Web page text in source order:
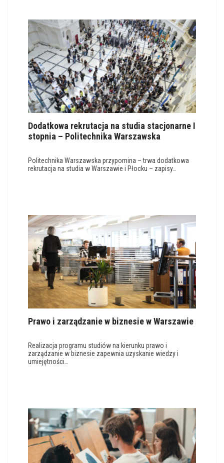
Dodatkowa rekrutacja na studia stacjonarne I
stopnia – Politechnika Warszawska
Politechnika Warszawska przypomina – trwa dodatkowa
rekrutacja na studia w Warszawie i Płocku – zapisy…
Prawo i zarządzanie w biznesie w Warszawie
Realizacja programu studiów na kierunku prawo i
zarządzanie w biznesie zapewnia uzyskanie wiedzy i
umiejętności…